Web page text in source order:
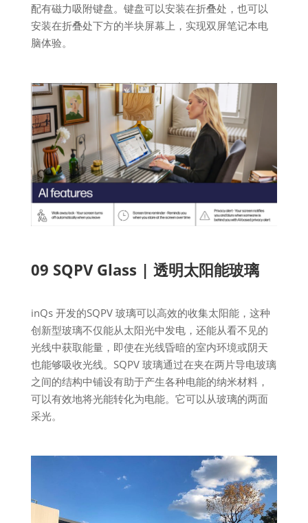
配有磁力吸附键盘。键盘可以安装在折叠处，也可以
安装在折叠处下方的半块屏幕上，实现双屏笔记本电
脑体验。
09 SQPV Glass | 透明太阳能玻璃
inQs 开发的SQPV 玻璃可以高效的收集太阳能，这种
创新型玻璃不仅能从太阳光中发电，还能从看不见的
光线中获取能量，即使在光线昏暗的室内环境或阴天
也能够吸收光线。SQPV 玻璃通过在夹在两片导电玻璃
之间的结构中铺设有助于产生各种电能的纳米材料，
可以有效地将光能转化为电能。它可以从玻璃的两面
采光。